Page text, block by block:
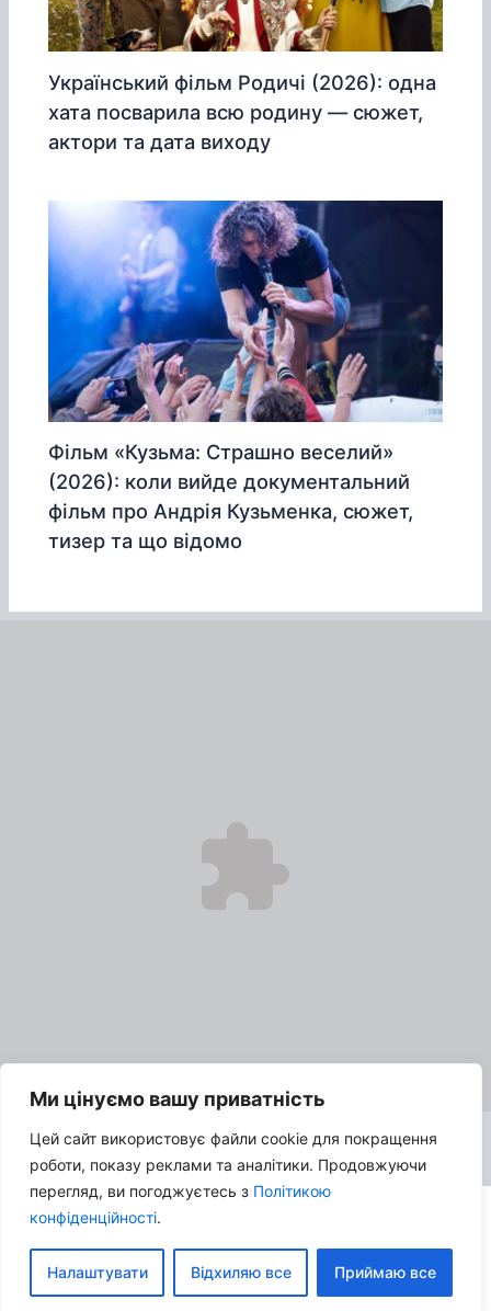
Ми цінуємо вашу приватність
Цей сайт використовує файли cookie для покращення
роботи, показу реклами та аналітики. Продовжуючи
перегляд, ви погоджуєтесь з Політикою
конфіденційності.
Налаштувати Відхиляю все Приймаю все
Український фільм Родичі (2026): одна
хата посварила всю родину — сюжет,
актори та дата виходу
Фільм «Кузьма: Страшно веселий»
(2026): коли вийде документальний
фільм про Андрія Кузьменка, сюжет,
тизер та що відомо
© 2026 Про кіно з SK:TV | Всі права захищені |
конфіденційності|
Контакти